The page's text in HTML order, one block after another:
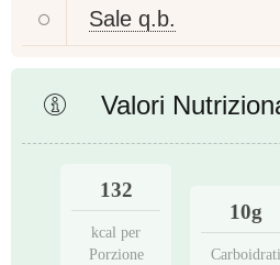
Sale q.b.
Valori
132
kcal per
Porzione
10g
Carboidrati